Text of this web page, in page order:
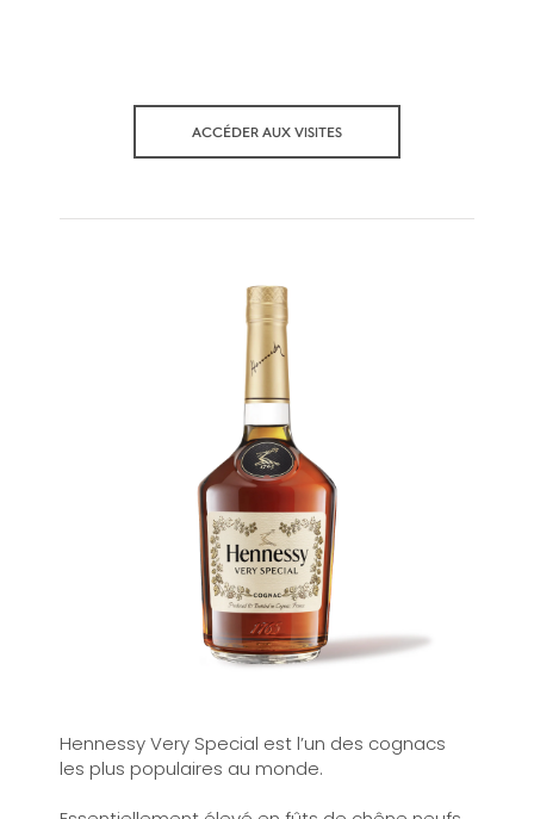
ACCÉDER AUX VISITES
Hennessy Very Special est l’un des cognacs
les plus populaires au monde.